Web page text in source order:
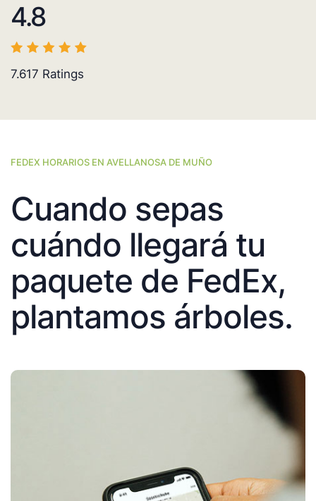
4.8
7.617 Ratings
FEDEX HORARIOS EN AVELLANOSA DE MUÑO
Cuando sepas
cuándo llegará tu
paquete de FedEx,
plantamos árboles.